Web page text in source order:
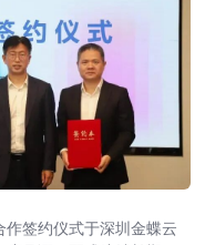
签约仪式于深圳金蝶云